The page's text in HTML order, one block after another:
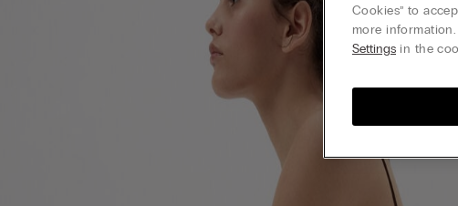
Cookies” to
more
Settings in the